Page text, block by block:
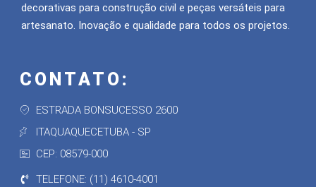
decorativas para construção civil e peças versáteis para
artesanato. Inovação e qualidade para todos os projetos.
CONTATO:
ESTRADA BONSUCESSO 2600
ITAQUAQUECETUBA - SP
CEP: 08579-000
TELEFONE: (11) 4610-4001